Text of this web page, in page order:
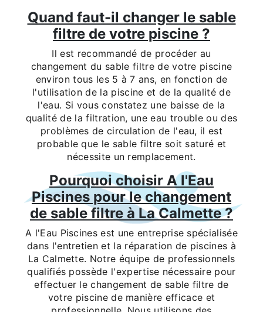
Quand faut-il changer le sable
filtre de votre piscine ?
Il est recommandé de procéder au
changement du sable filtre de votre piscine
environ tous les 5 à 7 ans, en fonction de
l'utilisation de la piscine et de la qualité de
l'eau. Si vous constatez une baisse de la
qualité de la filtration, une eau trouble ou des
problèmes de circulation de l'eau, il est
probable que le sable filtre soit saturé et
nécessite un remplacement.
Pourquoi choisir A l'Eau
Piscines pour le changement
de sable filtre à La Calmette ?
A l'Eau Piscines est une entreprise spécialisée
dans l'entretien et la réparation de piscines à
La Calmette. Notre équipe de professionnels
qualifiés possède l'expertise nécessaire pour
effectuer le changement de sable filtre de
votre piscine de manière efficace et